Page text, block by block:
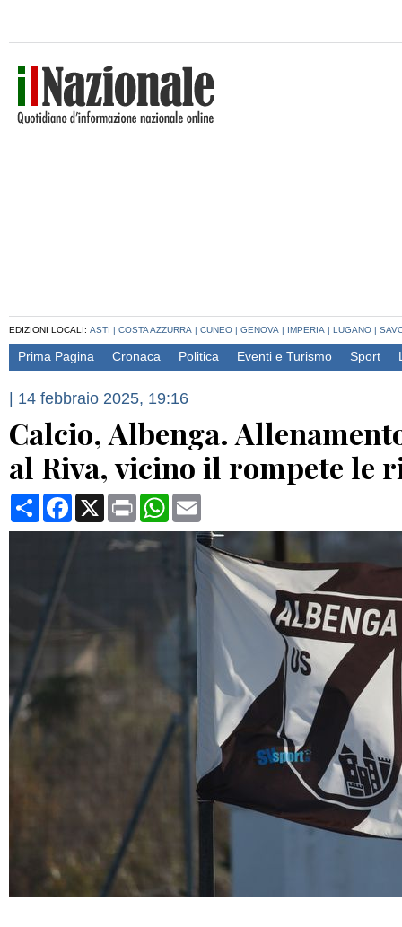
EDIZIONI LOCALI: ASTI | COSTA AZZURRA | CUNEO | GENOVA | IMPERIA | LUGANO |
Prima Pagina Cronaca Politica Eventi e Turismo Sport
| 14 febbraio 2025, 19:16
Calcio, Albenga.
al Riva, vicino il rompete le
CondividiFacebook
X Print WhatsApp